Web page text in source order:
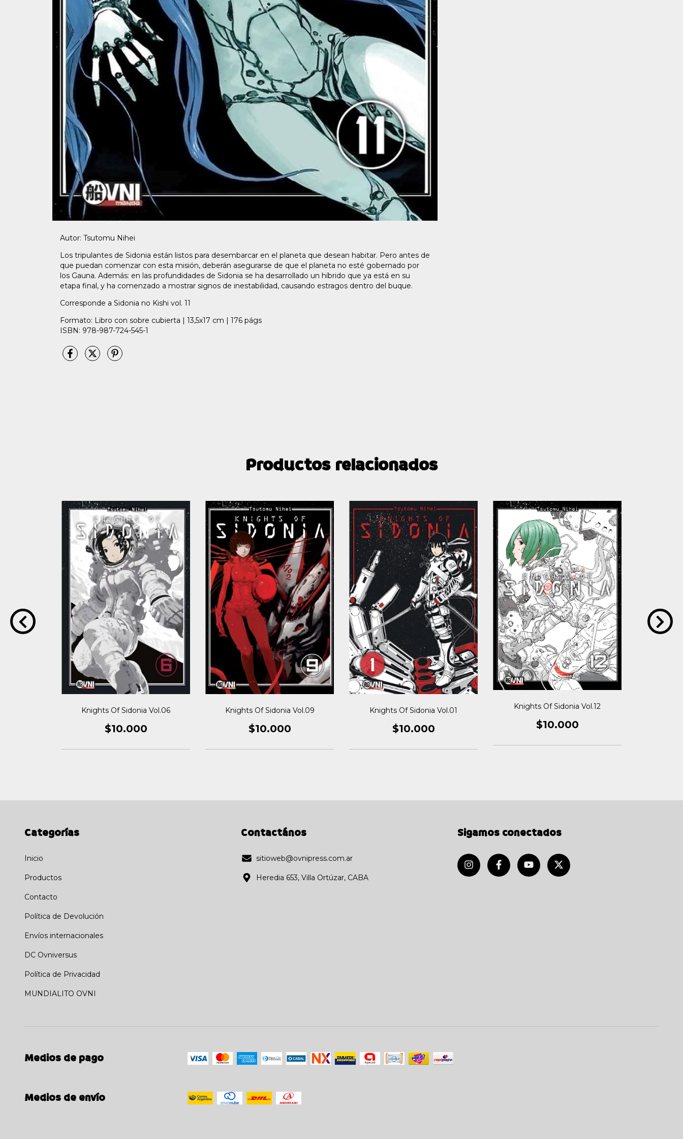
Autor: Tsutomu Nihei
Los tripulantes de Sidonia están listos para desembarcar en el planeta que desean habitar. Pero antes de
que puedan comenzar con esta misión, deberán asegurarse de que el planeta no esté gobernado por
los Gauna. Además: en las profundidades de Sidonia se ha desarrollado un híbrido que ya está en su
etapa final, y ha comenzado a mostrar signos de inestabilidad, causando estragos dentro del buque.
Corresponde a Sidonia no Kishi vol. 11
Formato: Libro con sobre cubierta | 13,5x17 cm | 176 págs
ISBN: 978-987-724-545-1
Productos relacionados
Knights Of Sidonia Vol.06
$10.000
Knights Of Sidonia Vol.09
$10.000
Knights Of Sidonia Vol.01
$10.000
Knights Of Sidonia Vol.12
$10.000
Categorías
Inicio
Productos
Contacto
Política de Devolución
Envíos internacionales
DC Ovniversus
Política de Privacidad
MUNDIALITO OVNI
Contactános
sitioweb@ovnipress.com.ar
Heredia 653, Villa Ortúzar, CABA
Sigamos conectados
Medios de pago
Medios de envío